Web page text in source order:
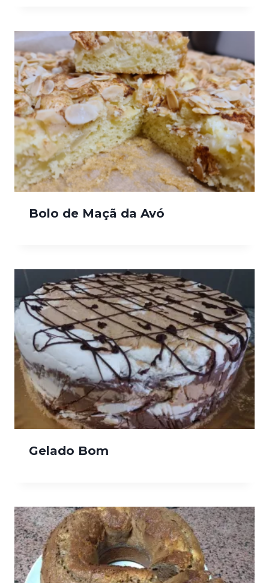
Bolo de Maçã da Avó
Gelado Bom